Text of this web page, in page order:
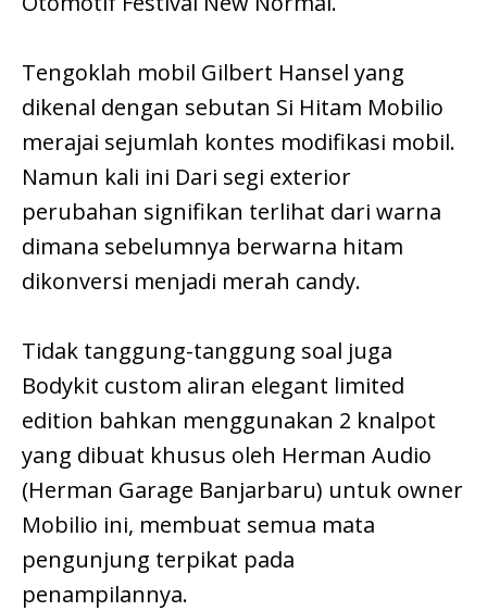
Tengoklah mobil Gilbert Hansel yang
dikenal dengan sebutan Si Hitam Mobilio
merajai sejumlah kontes modifikasi mobil.
Namun kali ini Dari segi exterior
perubahan signifikan terlihat dari warna
dimana sebelumnya berwarna hitam
dikonversi menjadi merah candy.
Tidak tanggung-tanggung soal juga
Bodykit custom aliran elegant limited
edition bahkan menggunakan 2 knalpot
yang dibuat khusus oleh Herman Audio
(Herman Garage Banjarbaru) untuk owner
Mobilio ini, membuat semua mata
pengunjung terpikat pada
penampilannya.